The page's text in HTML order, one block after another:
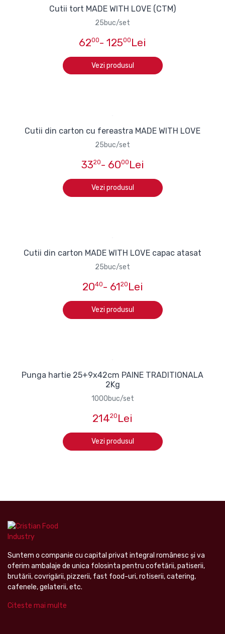
Cutii tort MADE WITH LOVE (CTM)
25buc/set
6200- 12500 Lei
Vezi produsul
Cutii din carton cu fereastra MADE WITH LOVE
25buc/set
3320- 6000 Lei
Vezi produsul
Cutii din carton MADE WITH LOVE capac atasat
25buc/set
2040- 6120 Lei
Vezi produsul
Punga hartie 25+9x42cm PAINE TRADITIONALA
2Kg
1000buc/set
21420 Lei
Vezi produsul
Suntem o companie cu capital privat integral românesc şi va
oferim ambalaje de unica folosinta pentru cofetării, patiserii,
brutării, covrigării, pizzerii, fast food-uri, rotiserii, catering,
cafenele, gelaterii, etc.
Citeste mai multe